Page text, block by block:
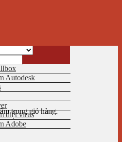
trong giỏ hàng.
Autodesk
diệt virus
Adobe